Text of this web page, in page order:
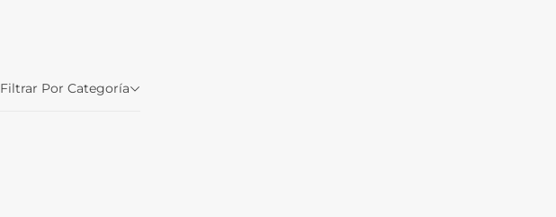
Filtrar Por Categoría